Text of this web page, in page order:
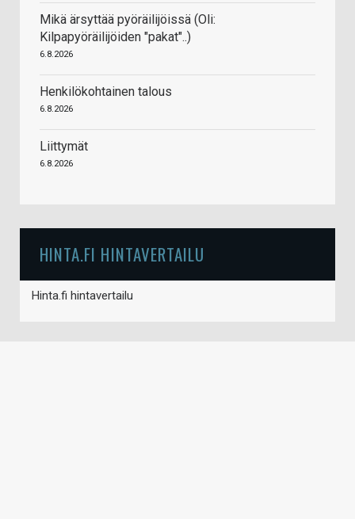
Mikä ärsyttää pyöräilijöissä (Oli:
Kilpapyöräilijöiden "pakat"..)
6.8.2026
Henkilökohtainen talous
6.8.2026
Liittymät
6.8.2026
HINTA.FI HINTAVERTAILU
Hinta.fi hintavertailu